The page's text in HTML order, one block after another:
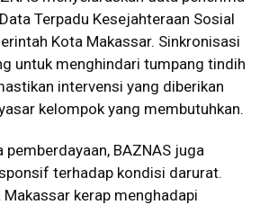
Terpadu Kesejahteraan Sosial
Kota Makassar. Sinkronisasi
untuk menghindari tumpang tindih
intervensi yang diberikan
kelompok yang membutuhkan.
pemberdayaan, BAZNAS juga
terhadap kondisi darurat.
Makassar kerap menghadapi